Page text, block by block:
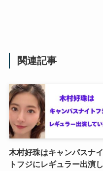
関連記事
木村好珠はキャンパスナイ
トフジにレギュラー出演し